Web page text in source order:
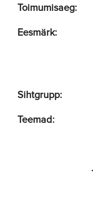
Toimumisaeg:
Eesmärk:
Sihtgrupp:
Teemad: